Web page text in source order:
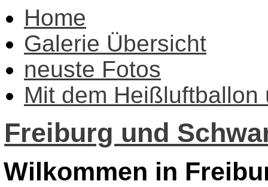
Home
Galerie Übersicht
neuste Fotos
Mit dem Heißluftballon
Freiburg und
Wilkommen in